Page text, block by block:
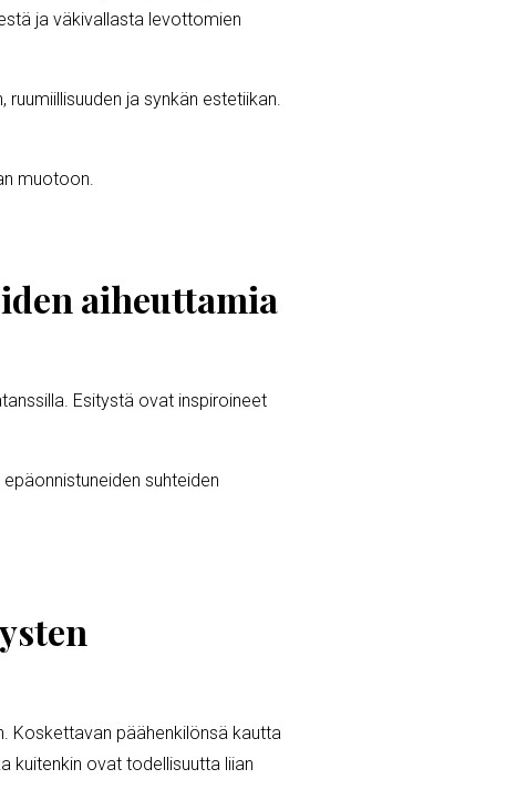
ja väkivallasta levottomien
ja synkän estetiikan.
muotoon.
aiheuttamia
Esitystä ovat inspiroineet
suhteiden
Koskettavan päähenkilönsä kautta
kuitenkin ovat todellisuutta liian